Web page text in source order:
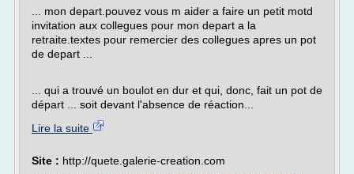
... mon depart.pouvez vous m aider a faire un petit motd
invitation aux collegues pour mon depart a la
retraite.textes pour remercier des collegues apres un pot
de depart ...
... qui a trouvé un boulot en dur et qui, donc, fait un pot de
départ ... soit devant l'absence de réaction...
Lire la suite
Site : http://quete.galerie-creation.com